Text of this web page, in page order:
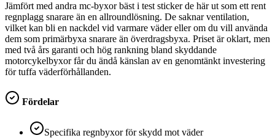
Jämfört med andra mc-byxor bäst i test sticker de här ut som ett rent
regnplagg snarare än en allroundlösning. De saknar ventilation,
vilket kan bli en nackdel vid varmare väder eller om du vill använda
dem som primärbyxa snarare än överdragsbyxa. Priset är oklart, men
med två års garanti och hög rankning bland skyddande
motorcykelbyxor får du ändå känslan av en genomtänkt investering
för tuffa väderförhållanden.
Fördelar
Specifika regnbyxor för skydd mot väder